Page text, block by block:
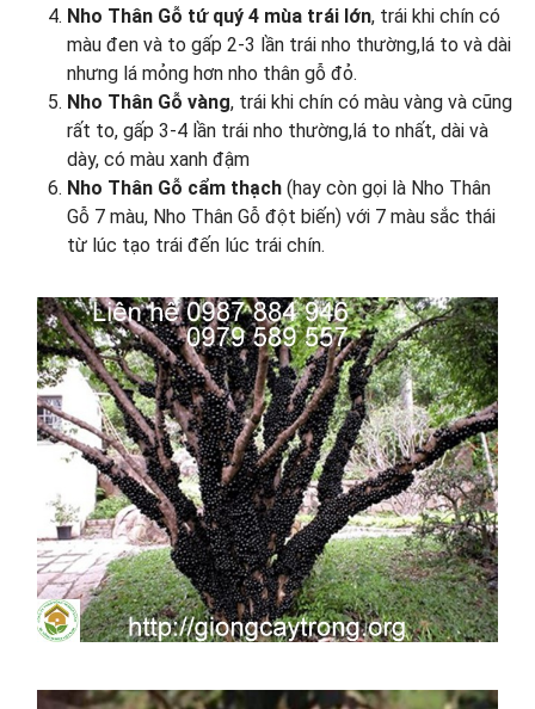
Nho Thân Gỗ tứ quý 4 mùa trái lớn, trái khi chín có
màu đen và to gấp 2-3 lần trái nho thường,lá to và dài
nhưng lá mỏng hơn nho thân gỗ đỏ.
Nho Thân Gỗ vàng, trái khi chín có màu vàng và cũng
rất to, gấp 3-4 lần trái nho thường,lá to nhất, dài và
dày, có màu xanh đậm
Nho Thân Gỗ cẩm thạch (hay còn gọi là Nho Thân
Gỗ 7 màu, Nho Thân Gỗ đột biến) với 7 màu sắc thái
từ lúc tạo trái đến lúc trái chín.